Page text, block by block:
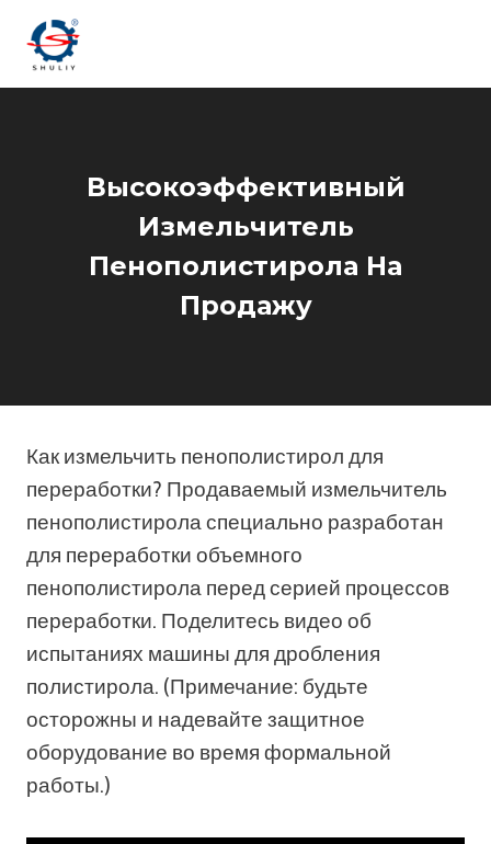
Перейти
Высокоэффективный
Измельчитель
Пенополистирола На
Продажу
Как измельчить пенополистирол для
переработки? Продаваемый измельчитель
пенополистирола специально разработан
для переработки объемного
пенополистирола перед серией процессов
переработки. Поделитесь видео об
испытаниях машины для дробления
полистирола. (Примечание: будьте
осторожны и надевайте защитное
оборудование во время формальной
работы.)